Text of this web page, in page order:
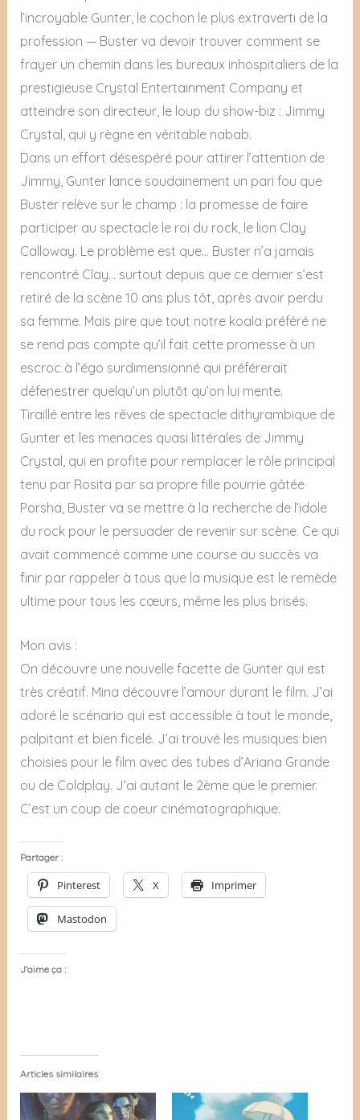
l’incroyable Gunter, le cochon le plus extraverti de la
profession — Buster va devoir trouver comment se
frayer un chemin dans les bureaux inhospitaliers de la
prestigieuse Crystal Entertainment Company et
atteindre son directeur, le loup du show-biz : Jimmy
Crystal, qui y règne en véritable nabab.
Dans un effort désespéré pour attirer l’attention de
Jimmy, Gunter lance soudainement un pari fou que
Buster relève sur le champ : la promesse de faire
participer au spectacle le roi du rock, le lion Clay
Calloway. Le problème est que… Buster n’a jamais
rencontré Clay… surtout depuis que ce dernier s’est
retiré de la scène 10 ans plus tôt, après avoir perdu
sa femme. Mais pire que tout notre koala préféré ne
se rend pas compte qu’il fait cette promesse à un
escroc à l’égo surdimensionné qui préférerait
défenestrer quelqu’un plutôt qu’on lui mente.
Tiraillé entre les rêves de spectacle dithyrambique de
Gunter et les menaces quasi littérales de Jimmy
Crystal, qui en profite pour remplacer le rôle principal
tenu par Rosita par sa propre fille pourrie gâtée
Porsha, Buster va se mettre à la recherche de l’idole
du rock pour le persuader de revenir sur scène. Ce qui
avait commencé comme une course au succès va
finir par rappeler à tous que la musique est le remède
ultime pour tous les cœurs, même les plus brisés.
Mon avis :
On découvre une nouvelle facette de Gunter qui est
très créatif. Mina découvre l’amour durant le film. J’ai
adoré le scénario qui est accessible à tout le monde,
palpitant et bien ficelé. J’ai trouvé les musiques bien
choisies pour le film avec des tubes d’Ariana Grande
ou de Coldplay. J’ai autant le 2ème que le premier.
C’est un coup de coeur cinématographique.
Partager :
Pinterest X Imprimer
Mastodon
J’aime ça :
Articles similaires